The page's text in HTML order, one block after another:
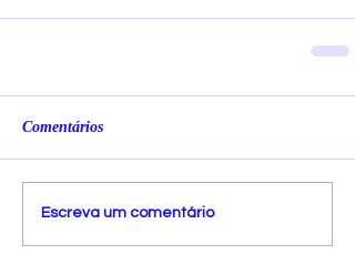
Comentários
Escreva um comentário